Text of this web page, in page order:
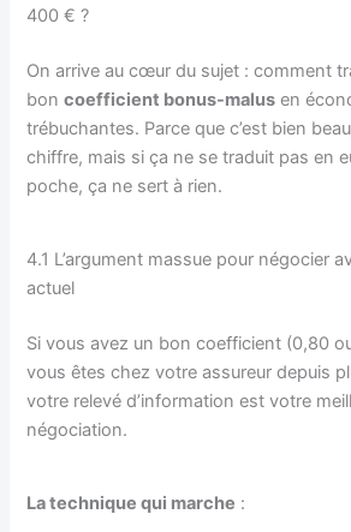
400 € ?
On arrive au cœur du sujet : comment
boncoefficient bonus-malus en
trébuchantes. Parce que c’est bien
chiffre, mais si ça ne se traduit pas en
poche, ça ne sert à rien.
4.1 L’argument massue pour négocier
actuel
Si vous avez un bon coefficient (0,80
vous êtes chez votre assureur depuis
votre relevé d’information est votre
négociation.
La technique qui marche :